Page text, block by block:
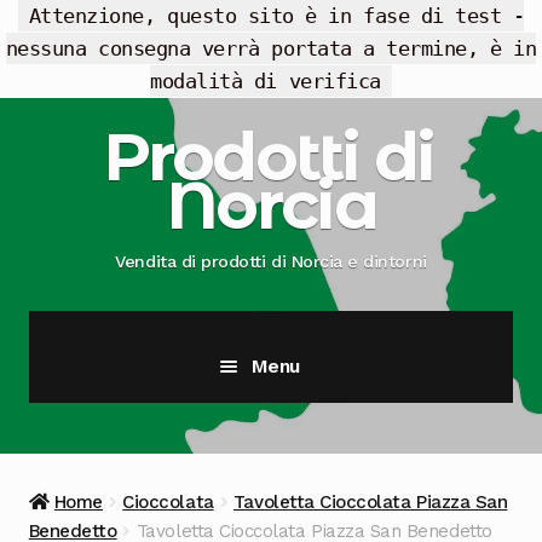
Attenzione, questo sito è in fase di test -
nessuna consegna verrà portata a termine, è in
modalità di verifica
navigazione
contenutoProdotti di
Norcia
Vendita di prodotti di Norcia e dintorni
Menu
Home Cioccolata
Tavoletta Cioccolata Piazza San
Benedetto
Tavoletta Cioccolata Piazza San Benedetto